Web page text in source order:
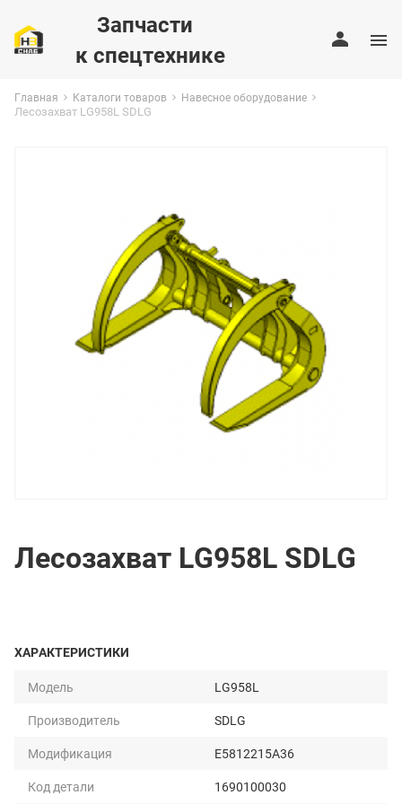
Запчасти
к спецтехнике
Главная Каталоги товаров Навесное оборудование
Лесозахват LG958L SDLG
Лесозахват LG958L SDLG
ХАРАКТЕРИСТИКИ
Модель
LG958L
Производитель
SDLG
Модификация
E5812215A36
Код детали
1690100030